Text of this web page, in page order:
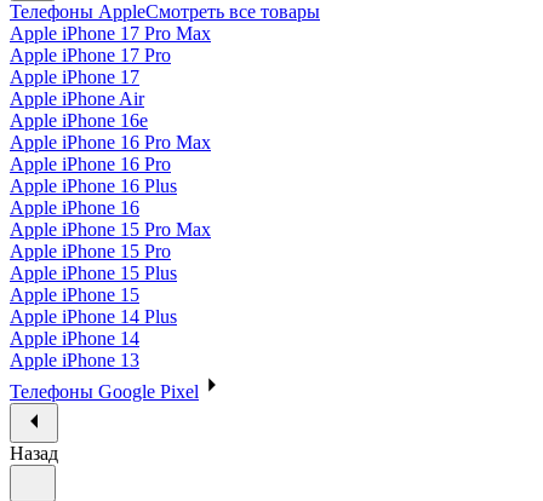
Телефоны AppleСмотреть все товары
Apple iPhone 17 Pro Max
Apple iPhone 17 Pro
Apple iPhone 17
Apple iPhone Air
Apple iPhone 16e
Apple iPhone 16 Pro Max
Apple iPhone 16 Pro
Apple iPhone 16 Plus
Apple iPhone 16
Apple iPhone 15 Pro Max
Apple iPhone 15 Pro
Apple iPhone 15 Plus
Apple iPhone 15
Apple iPhone 14 Plus
Apple iPhone 14
Apple iPhone 13
Телефоны Google Pixel
Назад